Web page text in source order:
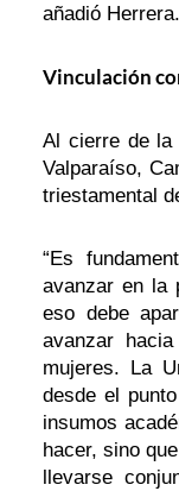
añadió Herrera.
Vinculación
Al cierre de la
Valparaíso,
triestamental
“Es
avanzar en la
eso debe
avanzar
mujeres. La
desde el
insumos
hacer, sino
llevarse